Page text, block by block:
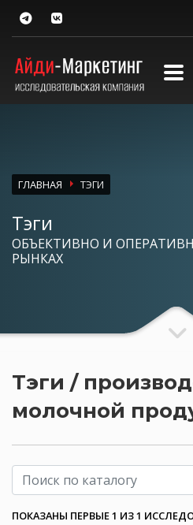
ГЛАВНАЯ ТЭГИ
Тэги
ОБЪЕКТИВНО И
РЫНКАХ
Тэги /
молочной
ПОКАЗАНЫ ПЕРВЫЕ 1 ИЗ 1